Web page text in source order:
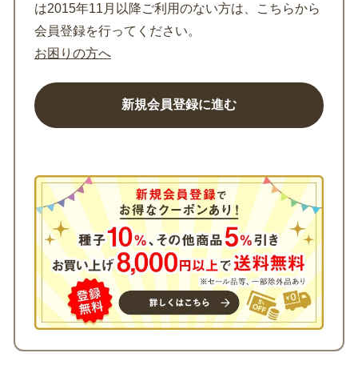
は2015年11月以降ご利用のない方は、こちらから
会員登録を行ってください。
お困りの方へ